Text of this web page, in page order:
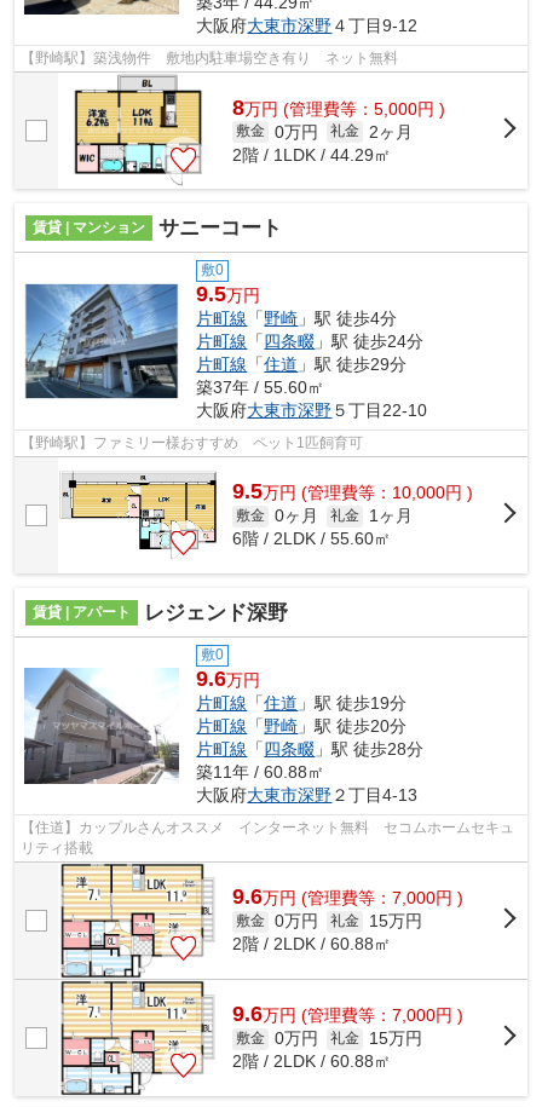
大阪府大東市深野４丁目9-12
【野崎駅】築浅物件 敷地内駐車場空き有り ネット無料
8万円 (管理費等：5,000円 )
敷金 0万円 礼金
2ヶ月
2階 / 1LDK / 44.29㎡
賃貸 | マンション サニーコート
敷0
9.5万円
片町線 「野崎 」駅 徒歩4分
片町線 「四条畷 」駅 徒歩24分
片町線 「住道 」駅 徒歩29分
築37年 / 55.60㎡
大阪府大東市深野５丁目22-10
【野崎駅】ファミリー様おすすめ ペット1匹飼育可
9.5万円 (管理費等：10,000円 )
敷金 0ヶ月 礼金
1ヶ月
6階 / 2LDK / 55.60㎡
賃貸 | アパート レジェンド深野
敷0
9.6万円
片町線 「住道 」駅 徒歩19分
片町線 「野崎 」駅 徒歩20分
片町線 「四条畷 」駅 徒歩28分
築11年 / 60.88㎡
大阪府大東市深野２丁目4-13
【住道】カップルさんオススメ インターネット無料 セコムホームセキュ
リティ搭載
9.6万円 (管理費等：7,000円 )
敷金 0万円 礼金
15万円
2階 / 2LDK / 60.88㎡
9.6万円 (管理費等：7,000円 )
敷金 0万円 礼金
15万円
2階 / 2LDK / 60.88㎡